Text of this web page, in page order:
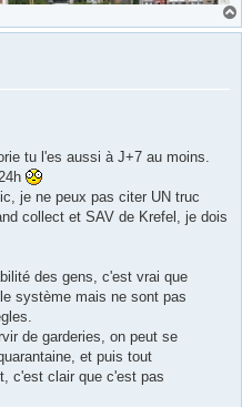
tu l'es aussi à J+7 au moins.
je ne peux pas citer UN truc
collect et SAV de Krefel, je dois
des gens, c'est vrai que
système mais ne sont pas
de garderies, on peut se
et puis tout
c'est clair que c'est pas